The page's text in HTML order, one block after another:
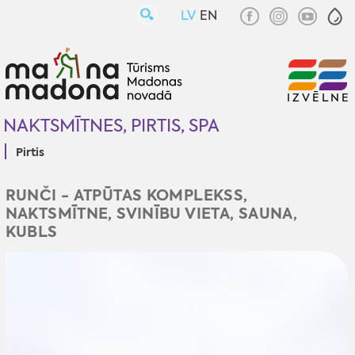
LV EN
NAKTSMĪTNES, PIRTIS, SPA
Pirtis
IZVĒLNE
RUNČI - ATPŪTAS KOMPLEKSS,
NAKTSMĪTNE, SVINĪBU VIETA, SAUNA,
KUBLS